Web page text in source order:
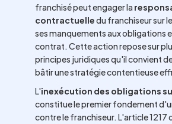
franchisé peut engager la
contractuelledu franchiseur sur
ses manquements aux obligations
contrat. Cette action repose sur
principes juridiques qu'il convient
bâtir une stratégie contentieuse
L'inexécution des obligations
constitue le premier fondement
contre le franchiseur. L'article 1217